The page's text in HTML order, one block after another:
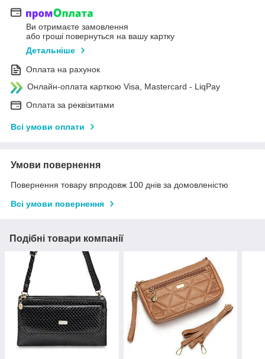
Ви отримаєте замовлення
або гроші повернуться на вашу картку
Детальніше
Оплата на рахунок
Онлайн-оплата карткою Visa, Mastercard - LiqPay
Оплата за реквізитами
Всі умови оплати
Умови повернення
Повернення товару впродовж 100 днів за домовленістю
Всі умови повернення
Подібні товари компанії